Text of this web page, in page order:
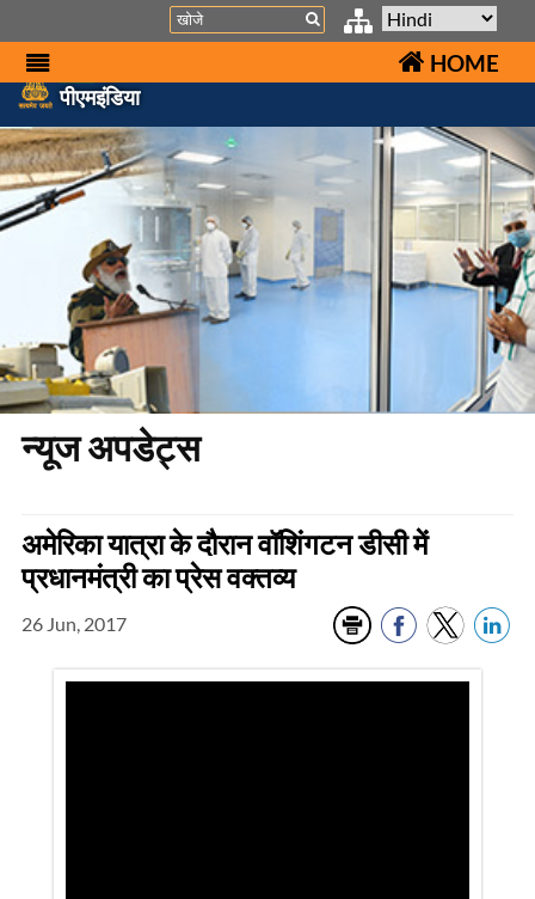
Search
HOME
पीएमइंडिया
न्यूज अपडेट्स
अमेरिका यात्रा के दौरान वॉशिंगटन डीसी में
प्रधानमंत्री का प्रेस वक्तव्य
26 Jun, 2017